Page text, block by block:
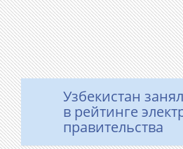
Узбекистан
в рейтинге
правительства